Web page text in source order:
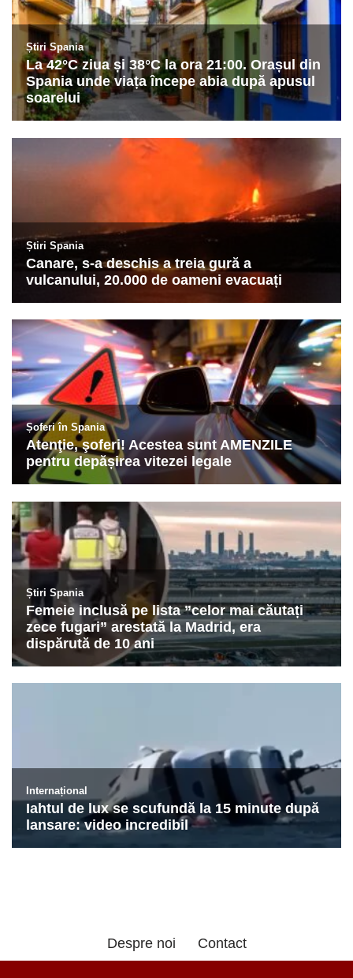
Despre noi Contact